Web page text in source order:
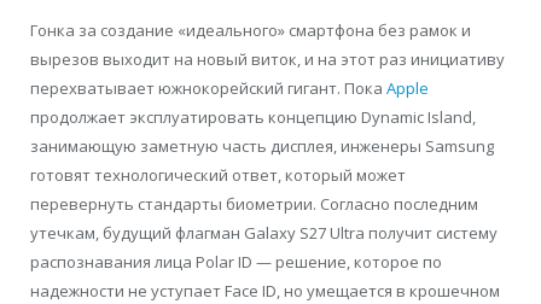
Гонка за создание «идеального» смартфона без рамок и
вырезов выходит на новый виток, и на этот раз инициативу
перехватывает южнокорейский гигант. Пока Apple
продолжает эксплуатировать концепцию Dynamic Island,
занимающую заметную часть дисплея, инженеры Samsung
готовят технологический ответ, который может
перевернуть стандарты биометрии. Согласно последним
утечкам, будущий флагман Galaxy S27 Ultra получит систему
распознавания лица Polar ID — решение, которое по
надежности не уступает Face ID, но умещается в крошечном